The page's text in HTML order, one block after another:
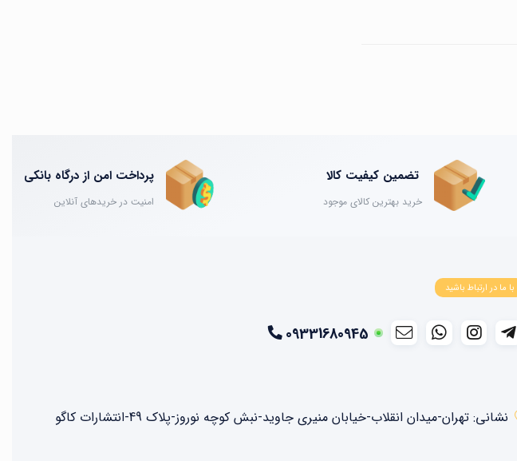
تضمین کیفیت کالا
خرید بهترین کالای موجود
پرداخت امن از درگاه بانکی
امنیت در خریدهای آنلاین
با ما در ارتباط باشید
09331680945
نشانی: تهران-میدان انقلاب-خیابان منیری جاوید-نبش کوچه نوروز-پلاک 49-انتشارات کاگو